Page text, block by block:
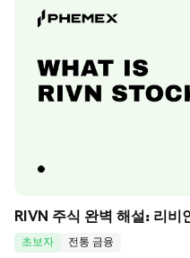
RIVN 주식 완벽 해설: 리비
초보자
전통 금융